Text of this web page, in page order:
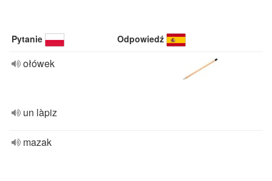
Pytanie Odpowiedź
ołówek
un làpiz
mazak